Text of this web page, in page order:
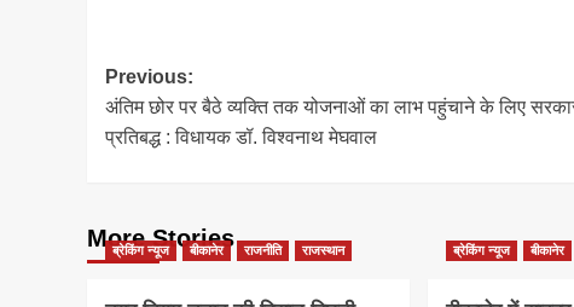
Post
navigation
Previous:
अंतिम छोर पर बैठे व्यक्ति तक योजनाओं का लाभ पहुंचाने के लिए
प्रतिबद्ध : विधायक डॉ. विश्वनाथ मेघवाल
More Stories
ब्रेकिंग न्यूज बीकानेर राजनीति राजस्थान ब्रेकिंग न्यूज बीकानेर